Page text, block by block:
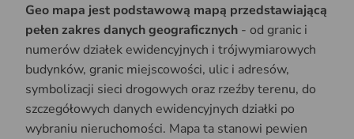
Geo mapa jest podstawową mapą przedstawiającą
pełen zakres danych geograficznych - od granic i
numerów działek ewidencyjnych i trójwymiarowych
budynków, granic miejscowości, ulic i adresów,
symbolizacji sieci drogowych oraz rzeźby terenu, do
szczegółowych danych ewidencyjnych działki po
wybraniu nieruchomości. Mapa ta stanowi pewien